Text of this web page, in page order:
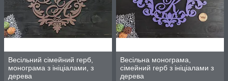
Весільний сімейний герб,
монограма з ініціалами, з
дерева
Весільна монограма,
сімейний герб з ініціалами з
дерева